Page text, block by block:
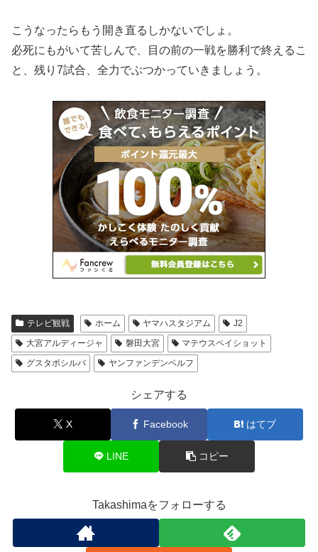
こうなったらもう開き直るしかないでしょ。
必死にもがいて苦しんで、目の前の一戦を勝利で終えるこ
と、残り7試合、全力でぶつかっていきましょう。
テレビ観戦 ホーム ヤマハスタジアム
J2
大宮アルディージャ
磐田大宮
マテウスペイショット
グスタボシルバ
ヤンファンデンベルフ
シェアする
X Facebook はてブ
LINE コピー
Takashimaをフォローする